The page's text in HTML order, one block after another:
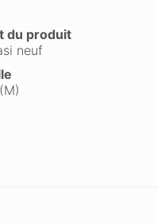
du produit
neuf